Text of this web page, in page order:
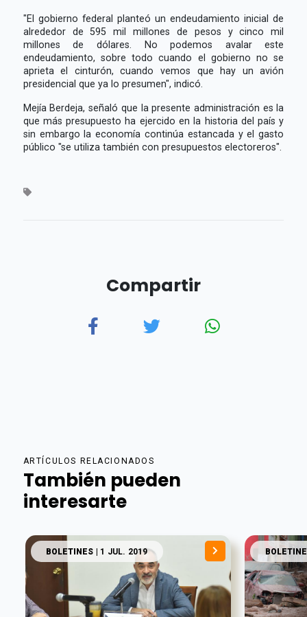
"El gobierno federal planteó un endeudamiento inicial de
alrededor de 595 mil millones de pesos y cinco mil
millones de dólares. No podemos avalar este
endeudamiento, sobre todo cuando el gobierno no se
aprieta el cinturón, cuando vemos que hay un avión
presidencial que ya lo presumen", indicó.
Mejía Berdeja, señaló que la presente administración es la
que más presupuesto ha ejercido en la historia del país y
sin embargo la economía continúa estancada y el gasto
público "se utiliza también con presupuestos electoreros".
Compartir
ARTÍCULOS RELACIONADOS
También pueden
interesarte
BOLETINES | 1 JUL. 2019